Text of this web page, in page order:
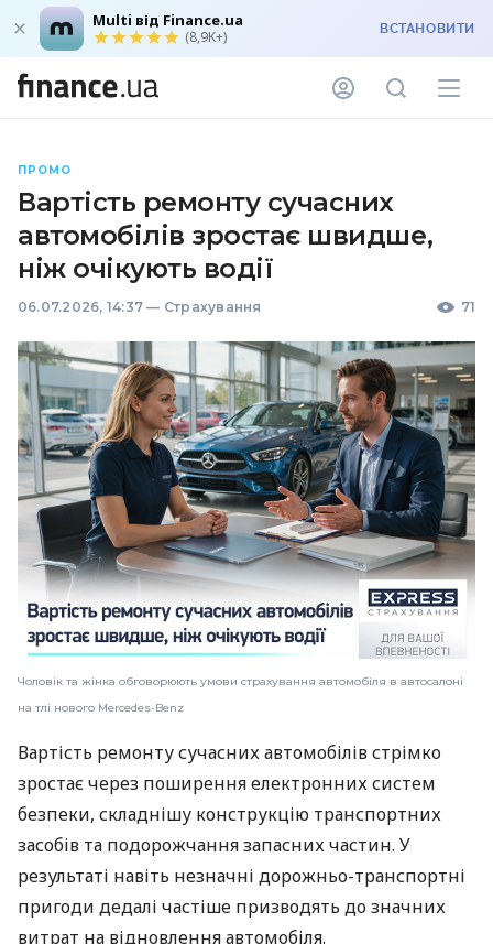
Multi від Finance.ua
(8,9K+) ВСТАНОВИТИ
ПРОМО
Вартість ремонту сучасних
автомобілів зростає швидше,
ніж очікують водії
06.07.2026, 14:37 — Страхування 71
Чоловік та жінка обговорюють умови страхування автомобіля в автосалоні
на тлі нового Mercedes-Benz
Вартість ремонту сучасних автомобілів стрімко
зростає через поширення електронних систем
безпеки, складнішу конструкцію транспортних
засобів та подорожчання запасних частин. У
результаті навіть незначні дорожньо-транспортні
пригоди дедалі частіше призводять до значних
витрат на відновлення автомобіля.